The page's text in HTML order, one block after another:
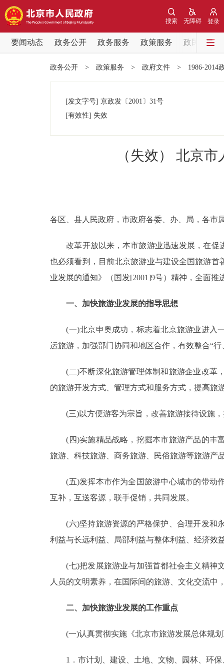
登录
无障碍
搜索
要闻动态 政务公开 政务服务 政策服务
政民互动
党中央精神
政策兑现
决策公开
政务服务
个人服务
便民服务
政民互动
12345网上接诉即办
参与调查
北京概况
绿色北京
DEUTSCH
ESPAÑOL
ITALIANO
政务公开 > 政策服务 > 政府文件 > 1986-2014
[发文字号] 京政发 〔2001〕 31号
[有效性] 失效
（失效） 北京
各区、县人民政府，市政府各委、办、局，各市
改革开放以来，本市旅游业迅速发展，在促
也必须看到，目前北京旅游业与建设全国旅游
业发展的通知》（国发[2001]9号）精神，全面
一、加快旅游业发展的指导思想
(一)北京申奥成功，标志着北京旅游业进入一
运旅游，加强部门协同和地区合作，有效整合“
(二)不断深化旅游管理体制和旅游企业改革，
的旅游开发方式、管理方式和服务方式，提高旅
(三)以方便游客为宗旨，改善旅游接待设施，
(四)实施精品战略，挖掘本市旅游产品的丰富
旅游、科技旅游、商务旅游、民俗旅游等旅游产
(五)发挥本市作为全国旅游中心城市的带动作
互补，互送客源，联手促销，共同发展。
(六)坚持旅游资源的严格保护、合理开发和永
利益与长远利益、局部利益与整体利益、经济效
(七)把发展旅游业与加强首都社会主义精神文
人员的文明素养，在国际间的旅游、文化交流中
二、加快旅游业发展的工作重点
(一)认真贯彻实施《北京市旅游发展总体规划
1．市计划、建设、土地、文物、园林、环保